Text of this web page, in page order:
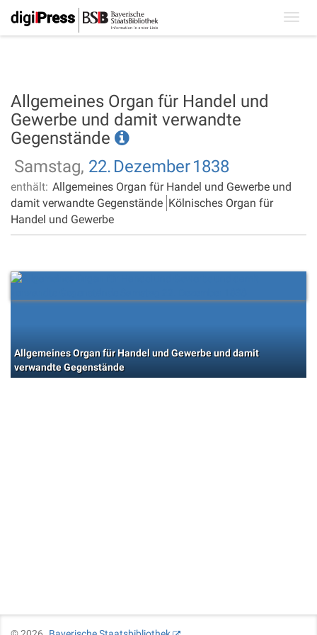
Allgemeines Organ für Handel und
Gewerbe und damit verwandte
Gegenstände
Samstag, 22. Dezember1838
enthält: Allgemeines Organ für Handel und Gewerbe und
damit verwandte Gegenstände Kölnisches Organ für
Handel und Gewerbe
Allgemeines Organ für Handel und Gewerbe und damit
verwandte Gegenstände